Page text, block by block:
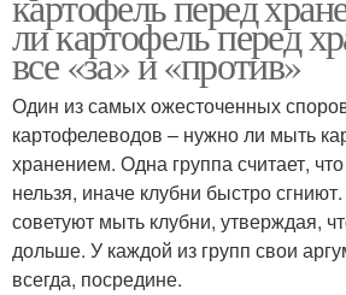
ли картофель перед
все «за» и «против»
Один из самых ожесточенных
картофелеводов – нужно ли мыть
хранением. Одна группа считает, что
нельзя, иначе клубни быстро
советуют мыть клубни, утверждая,
дольше. У каждой из групп свои
всегда, посредине.